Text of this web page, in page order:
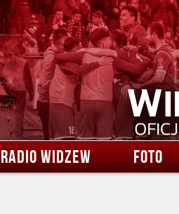
RADIO WIDZEW FOTO